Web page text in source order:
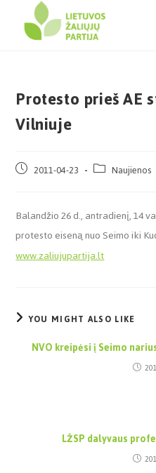
Protesto prieš AE
Vilniuje
2011-04-23 Naujienos
Balandžio 26 d., antradienį, 14
protesto eiseną nuo Seimo iki
www.zaliujupartija.lt
YOU MIGHT ALSO LIKE
NVO kreipėsi į Seimo
LŽSP dalyvaus